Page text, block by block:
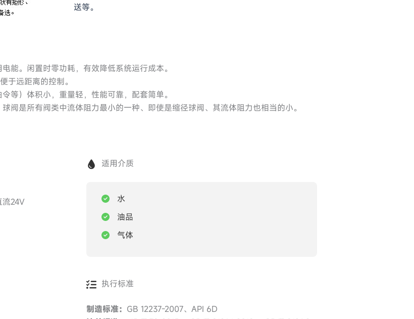
送等。
能。闲置时零功耗，有效降低系统运行成本。
于远距离的控制。
等）体积小，重量轻，性能可靠，配套简单。
阀是所有阀类中流体阻力最小的一种、即使是缩径球阀、其流体阻力也相当的小。
流24V
适用介质
水
油品
气体
执行标准
制造标准： GB 12237-2007、API 6D